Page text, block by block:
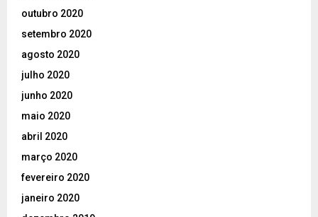
outubro 2020
setembro 2020
agosto 2020
julho 2020
junho 2020
maio 2020
abril 2020
março 2020
fevereiro 2020
janeiro 2020